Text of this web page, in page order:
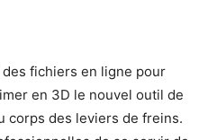
des fichiers en ligne pour
en 3D le nouvel outil de
corps des leviers de freins.